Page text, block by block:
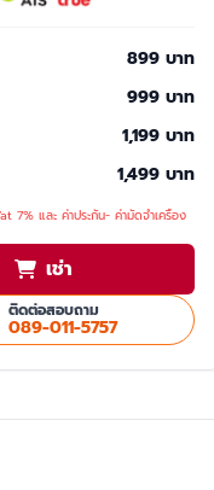
899 บาท
999 บาท
1,199 บาท
1,499 บาท
7% และ ค่าประกัน- ค่ามัดจำเครื่อง
เช่า
ติดต่อสอบถาม
089-011-5757